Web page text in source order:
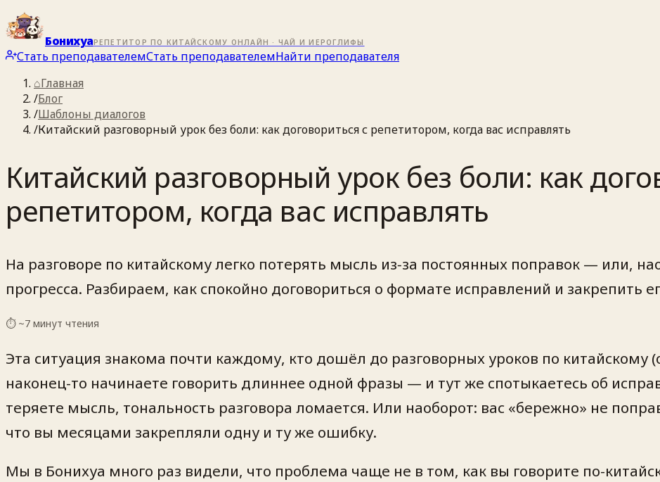
БонихуаРЕПЕТИТОР ПО КИТАЙСКОМУ ОНЛАЙН · ЧАЙ И ИЕРОГЛИФЫ
Стать преподавателемСтать преподавателемНайти преподавателя
⌂Главная
/Блог
/Шаблоны диалогов
/Китайский разговорный урок без боли: как договориться с репетитором, когда вас исправлять
Китайский разговорный урок без боли: как
репетитором, когда вас исправлять
На разговоре по китайскому легко потерять мысль из‑за постоянных поправок — или,
прогресса. Разбираем, как спокойно договориться о формате исправлений и закрепить
⏱ ~7 минут чтения
Эта ситуация знакома почти каждому, кто дошёл до разговорных уроков по китайскому
наконец-то начинаете говорить длиннее одной фразы — и тут же спотыкаетесь об
теряете мысль, тональность разговора ломается. Или наоборот: вас «бережно» не
что вы месяцами закрепляли одну и ту же ошибку.
Мы в Бонихуа много раз видели, что проблема чаще не в том, как вы говорите по-